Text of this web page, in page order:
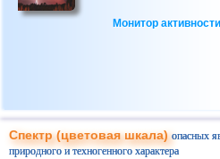
Монитор
Спектр (цветовая шкала)опасных
природного и техногенного характера